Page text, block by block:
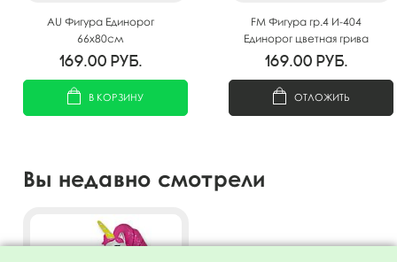
AU Фигура Единорог
66х80см
169.00 руб.
В КОРЗИНУ
FM Фигура гр.4 И-404
Единорог цветная грива
101см X 105см
169.00 руб.
ОТЛОЖИТЬ
Вы недавно смотрели